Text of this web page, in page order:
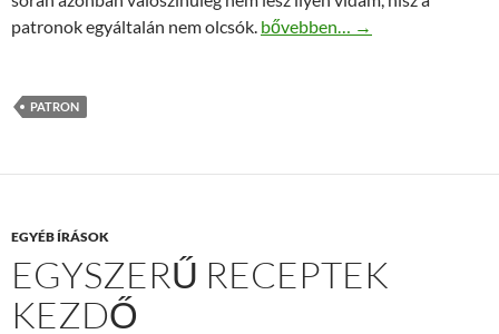
patronok egyáltalán nem olcsók. Patron rendelés tudnivalók
bővebben… →
PATRON
EGYÉB ÍRÁSOK
EGYSZERŰ RECEPTEK
KEZDŐ